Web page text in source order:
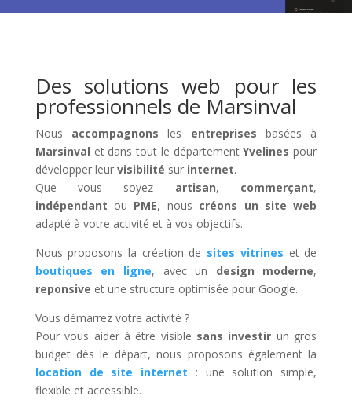
Des solutions web pour les
professionnels de Marsinval
Nous accompagnons les entreprises basées à
Marsinval et dans tout le départementYvelines pour
développer leur visibilité sur internet.
Que vous soyez artisan, commerçant,
indépendant ou PME, nous créons un site web
adapté à votre activité et à vos objectifs.
Nous proposons la création de sites vitrines et de
boutiques en ligne, avec un design moderne,
reponsive et une structure optimisée pour Google.
Vous démarrez votre activité ?
Pour vous aider à être visible sans investir un gros
budget dès le départ, nous proposons également la
location de site internet : une solution simple,
flexible et accessible.